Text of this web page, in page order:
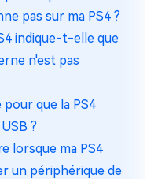
pas sur ma PS4 ?
indique-t-elle que
n'est pas
que la PS4
?
lorsque ma PS4
un périphérique de